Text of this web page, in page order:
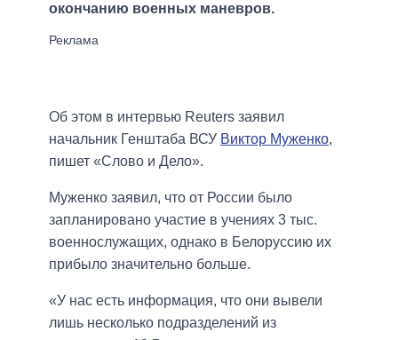
окончанию военных маневров.
Об этом в интервью Reuters заявил
начальник Генштаба ВСУ Виктор Муженко,
пишет «Слово и Дело».
Муженко заявил, что от России было
запланировано участие в учениях 3 тыс.
военнослужащих, однако в Белоруссию их
прибыло значительно больше.
«У нас есть информация, что они вывели
лишь несколько подразделений из